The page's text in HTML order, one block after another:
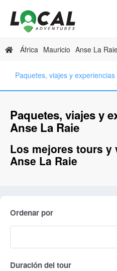
África Mauricio Anse La
Paquetes, viajes y
Paquetes, viajes y
Anse La Raie
Los mejores tours
Anse La Raie
Ordenar por
Duración del tour